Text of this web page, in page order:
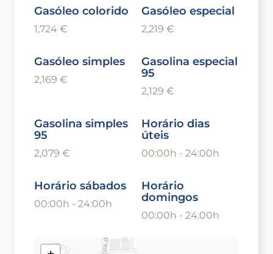
Gasóleo colorido
1,724 €
Gasóleo especial
2,219 €
Gasóleo simples
2,169 €
Gasolina especial
95
2,129 €
Gasolina simples
95
2,079 €
Horário dias
úteis
00:00h - 24:00h
Horário sábados
00:00h - 24:00h
Horário
domingos
00:00h - 24:00h